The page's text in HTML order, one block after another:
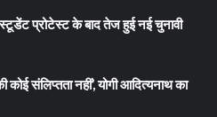
प्रोटेस्ट के बाद तेज हुई नई चुनावी
कोई संलिप्तता नहीं’, योगी आदित्यनाथ का